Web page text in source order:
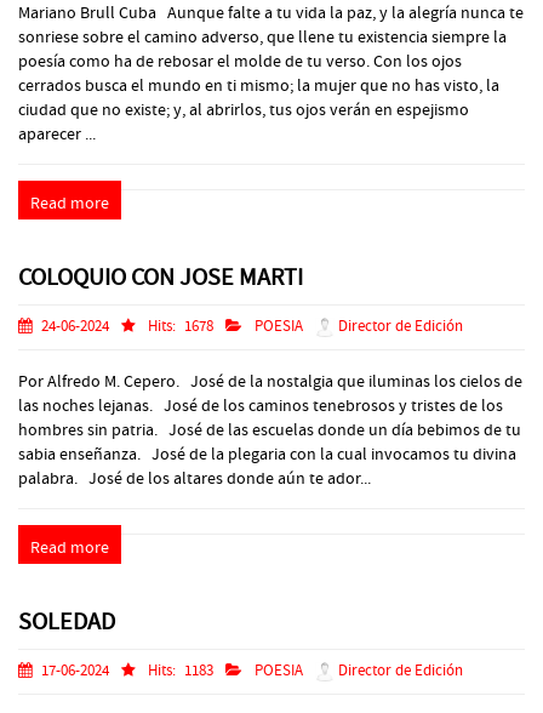
Mariano Brull Cuba Aunque falte a tu vida la paz, y la alegría nunca te
sonriese sobre el camino adverso, que llene tu existencia siempre la
poesía como ha de rebosar el molde de tu verso. Con los ojos
cerrados busca el mundo en ti mismo; la mujer que no has visto, la
ciudad que no existe; y, al abrirlos, tus ojos verán en espejismo
aparecer ...
Read more
COLOQUIO CON JOSE MARTI
24-06-2024 Hits: 1678 POESIA Director de Edición
Por Alfredo M. Cepero. José de la nostalgia que iluminas los cielos de
las noches lejanas. José de los caminos tenebrosos y tristes de los
hombres sin patria. José de las escuelas donde un día bebimos de tu
sabia enseñanza. José de la plegaria con la cual invocamos tu divina
palabra. José de los altares donde aún te ador...
Read more
SOLEDAD
17-06-2024 Hits: 1183 POESIA Director de Edición